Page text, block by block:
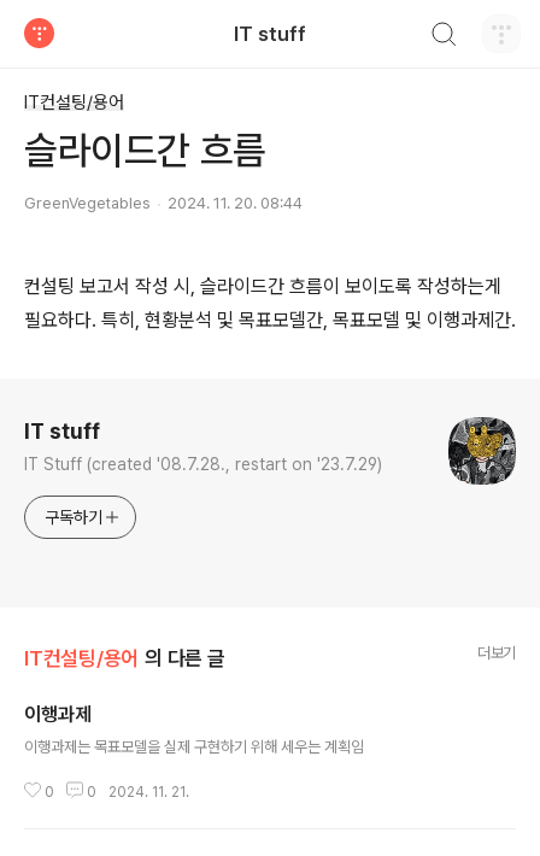
IT stuff
IT컨설팅/용어
슬라이드간 흐름
GreenVegetables 2024. 11. 20. 08:44
컨설팅 보고서 작성 시, 슬라이드간 흐름이 보이도록 작성하는게
필요하다. 특히, 현황분석 및 목표모델간, 목표모델 및 이행과제간.
IT stuff
IT Stuff (created '08.7.28., restart on '23.7.29)
구독하기
IT컨설팅/용어 의 다른 글 더보기
이행과제
이행과제는 목표모델을 실제 구현하기 위해 세우는 계획임
0 0 2024. 11. 21.